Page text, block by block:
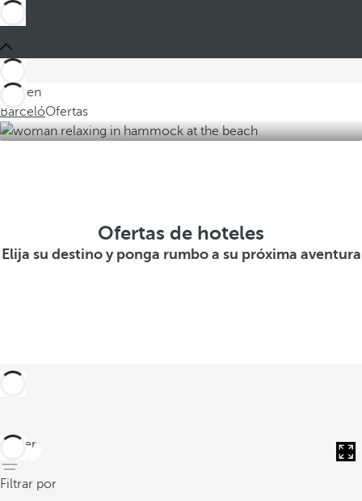
Está en
BarcelóOfertas
Ofertas de hoteles
Elija su destino y ponga rumbo a su próxima aventura
volver
Filtrar por